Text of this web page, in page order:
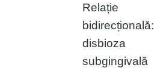
Relație
bidirecțională:
disbioza
subgingivală